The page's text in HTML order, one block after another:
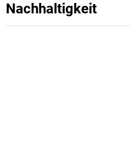
Nachhaltigkeit